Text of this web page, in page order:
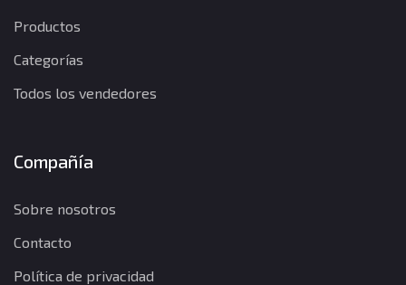
Productos
Categorías
Todos los vendedores
Compañía
Sobre nosotros
Contacto
Política de privacidad